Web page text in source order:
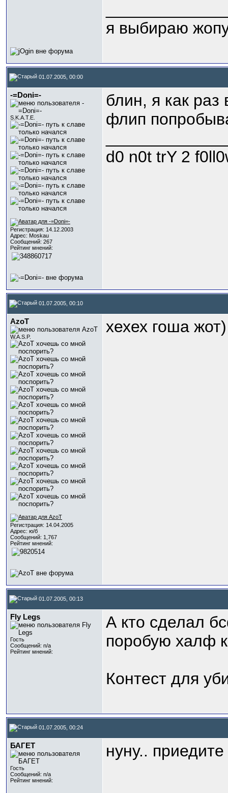
я выбираю
01.07.2005, 00:00
-=Doni=-
S.K.A.T.E.
Регистрация: 14.12.2003
Адрес: Moskau
Сообщений: 267
Рейтинг мнений:
блин, я как
флип
d0 n0t trY 2
01.07.2005, 00:10
AzoT
W.A.S.P.
Регистрация: 14.04.2005
Адрес: ю/б
Сообщений: 1,767
Рейтинг мнений:
хехех гоша жот)
01.07.2005, 00:13
Fly Legs
Гость
Сообщений: n/a
Рейтинг мнений:
А кто сделал
поробую халф
Контест для
01.07.2005, 00:24
БАГЕТ
Гость
Сообщений: n/a
Рейтинг мнений:
нуну..